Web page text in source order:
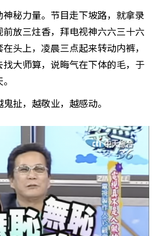
秘力量。节目走下坡路，就拿录
放三炷香，拜电视神六六三十六
头上，凌晨三点起来转动内裤，
大师算，说晦气在下体的毛，于
扯，越敬业，越感动。